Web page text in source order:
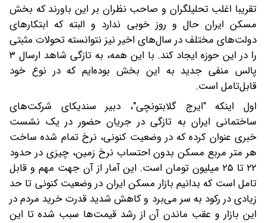
تقریبا اغلب تحلیلگران و صاحب نظران بر این باورند که بخش
مسکن ایران حال و روز خوبی ندارد و البته که ابتکار‌های
دولت‌های مختلف در سال‌های اخیر نیز نتوانسته تحولات مثبتی
را در این حوزه ایجاد کند. با این همه، به تازگی شاهد ارسال ۳
پالس منفی جدید به این بخش بوده‌ایم که در نوع خود
قابل‌تامل است.
اول اینکه "ایرج گلابتونچی"، دبیر سندیکای شرکت‌های
ساختمانی ایران به تازگی در جریان حضور در یک نشست
خبری عنوان کرده که در وضعیت کنونی، نرخ تمام شده ساخت
هر متر مربع مسکن بدون احتساب نرخ زمین، چیزی در حدود
۲۲ تا ۲۵ میلیون تومان است. این آمار از آن جهت مهم و قابل
تامل است که بدانیم بازار مسکن ایران در وضعیت کنونی تا حد
زیادی در رکود به سر می‌برد و کاهش شدید قدرت خرید مردم در
این بازار و عقب ماندن آن از رشد قیمت‌ها سبب شده تا این